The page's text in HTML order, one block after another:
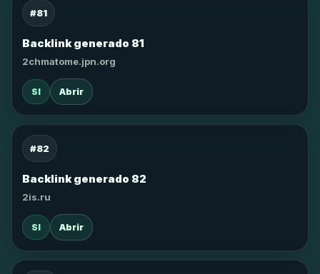
#81
Backlink generado 81
2chmatome.jpn.org
SI Abrir
#82
Backlink generado 82
2is.ru
SI Abrir